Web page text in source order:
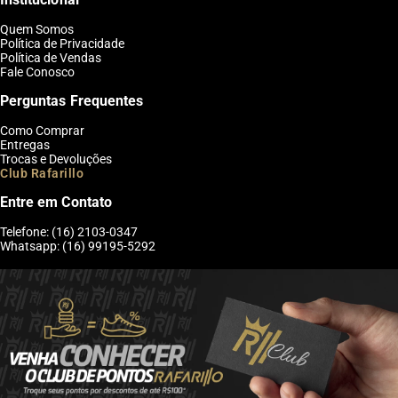
Quem Somos
Política de Privacidade
Política de Vendas
Fale Conosco
Perguntas Frequentes
Como Comprar
Entregas
Trocas e Devoluções
Club Rafarillo
Entre em Contato
Telefone: (16) 2103-0347
Whatsapp: (16) 99195-5292